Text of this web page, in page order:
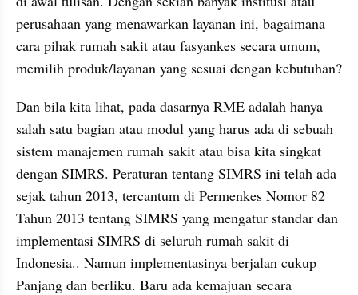
perusahaan yang menawarkan layanan ini, bagaimana
cara pihak rumah sakit atau fasyankes secara umum,
memilih produk/layanan yang sesuai dengan kebutuhan?
Dan bila kita lihat, pada dasarnya RME adalah hanya
salah satu bagian atau modul yang harus ada di sebuah
sistem manajemen rumah sakit atau bisa kita singkat
dengan SIMRS. Peraturan tentang SIMRS ini telah ada
sejak tahun 2013, tercantum di Permenkes Nomor 82
Tahun 2013 tentang SIMRS yang mengatur standar dan
implementasi SIMRS di seluruh rumah sakit di
Indonesia.. Namun implementasinya berjalan cukup
Panjang dan berliku. Baru ada kemajuan secara